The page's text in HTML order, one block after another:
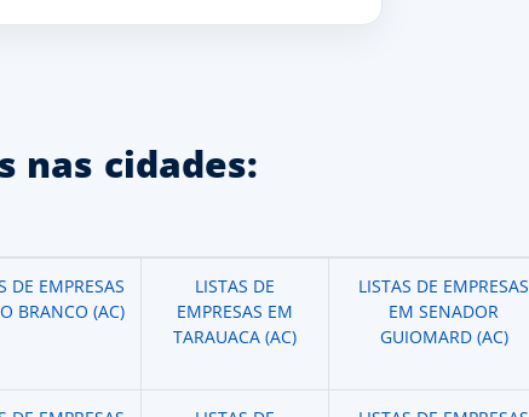
nas cidades:
DE EMPRESAS
BRANCO (AC)
LISTAS DE
EMPRESAS EM
TARAUACA (AC)
LISTAS DE EMPRESAS
EM SENADOR
GUIOMARD (AC)